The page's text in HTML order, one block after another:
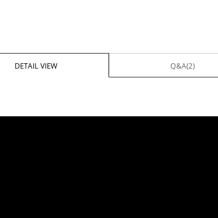
DETAIL VIEW Q&A(2)